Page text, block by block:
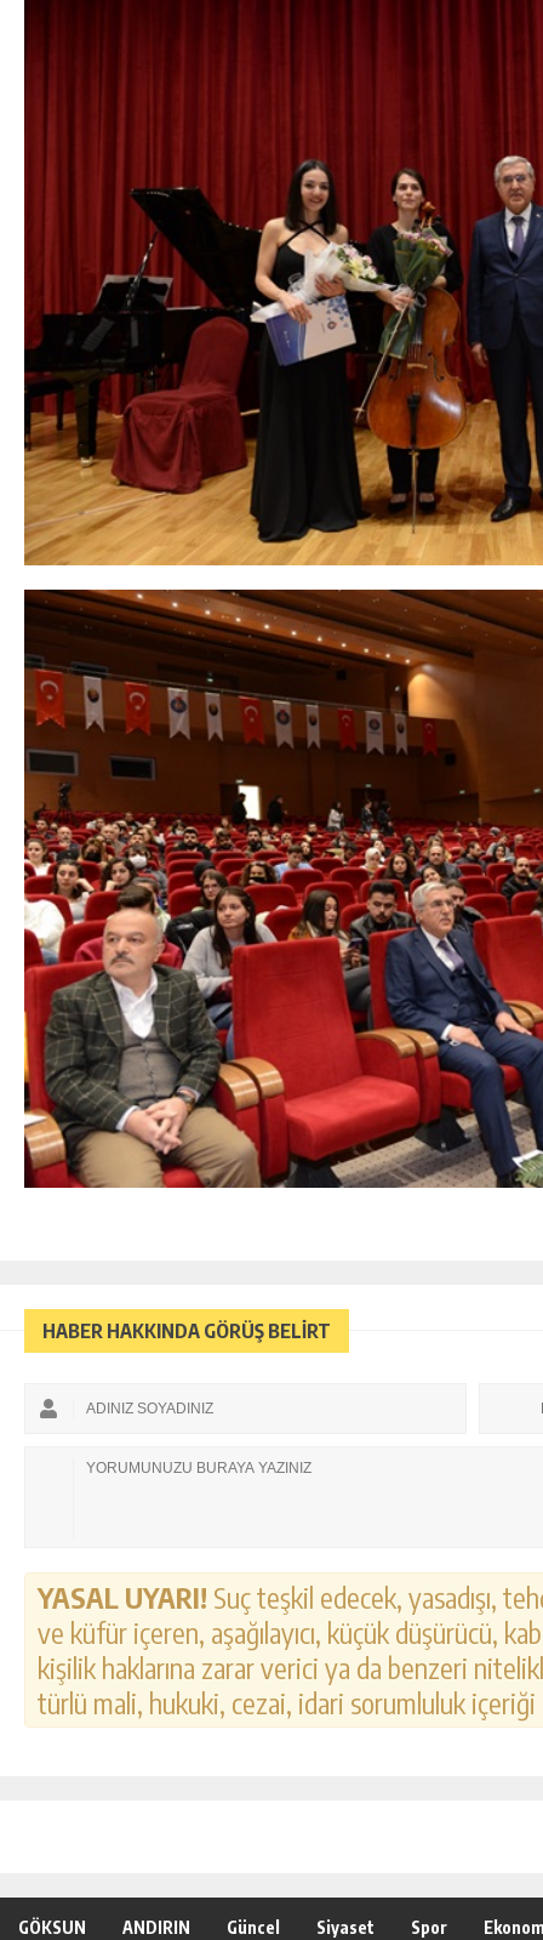
http://www.teknocity.net/
http://www.evlilikajandam.com/
http://kadindiyetuzmani.com/
http://www.rajulkozmetik.com/
HABER HAKKINDA GÖRÜŞ BELİRT
YASAL UYARI! Suç teşkil edecek, yasadışı,
ve küfür içeren, aşağılayıcı, küçük düşürücü,
kişilik haklarına zarar verici ya da benzeri
türlü mali, hukuki, cezai, idari sorumluluk
GÖKSUN ANDIRIN Güncel Siyaset Spor